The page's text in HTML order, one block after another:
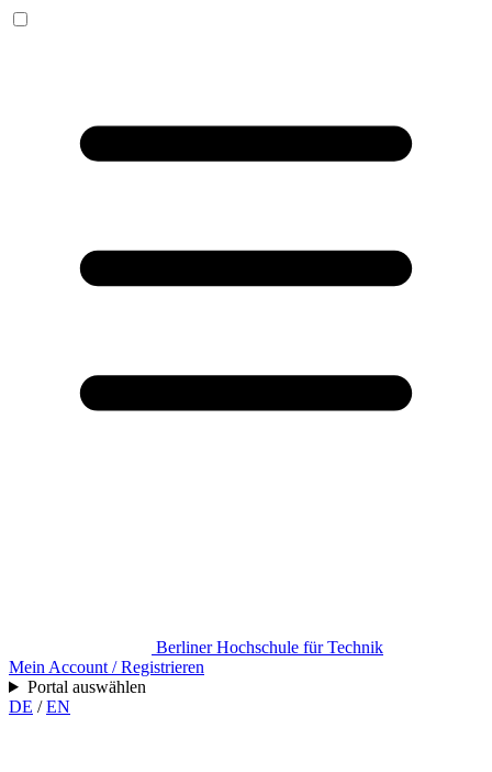
Berliner Hochschule für Technik
Mein Account / Registrieren
Portal auswählen
DE /EN